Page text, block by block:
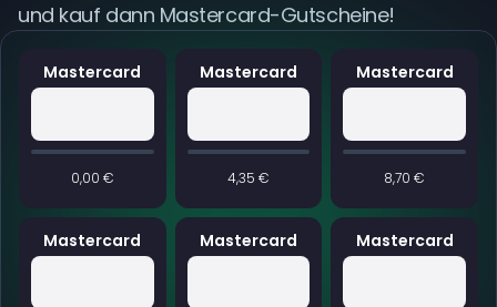
Mastercard
0,00 €
Mastercard
4,35 €
Mastercard
8,70 €
Mastercard Mastercard Mastercard
und kauf dann Mastercard-Gutscheine!